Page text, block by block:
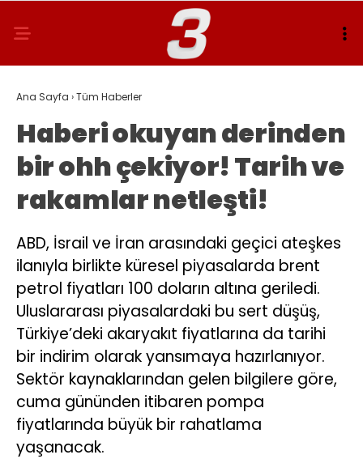
Ana Sayfa ›Tüm Haberler
Haberi okuyan derinden
bir ohh çekiyor! Tarih ve
rakamlar netleşti!
ABD, İsrail ve İran arasındaki geçici ateşkes
ilanıyla birlikte küresel piyasalarda brent
petrol fiyatları 100 doların altına geriledi.
Uluslararası piyasalardaki bu sert düşüş,
Türkiye’deki akaryakıt fiyatlarına da tarihi
bir indirim olarak yansımaya hazırlanıyor.
Sektör kaynaklarından gelen bilgilere göre,
cuma gününden itibaren pompa
fiyatlarında büyük bir rahatlama
yaşanacak.